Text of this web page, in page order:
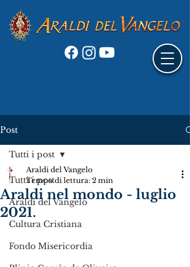
Post
Tutti i post
Araldi del Vangelo
Cultura Cristiana
Fondo Misericordia
Tutti i post
Araldi nel mondo - luglio
2021.
Araldi del Vangelo
Tempo di lettura: 2 min